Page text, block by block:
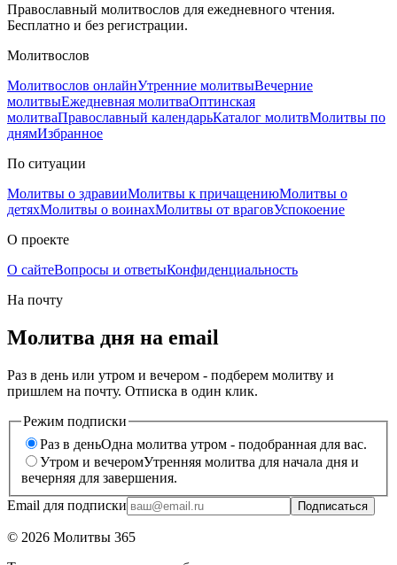
Православный молитвослов для ежедневного чтения.
Бесплатно и без регистрации.
Молитвослов
Молитвослов онлайнУтренние молитвыВечерние
молитвыЕжедневная молитваОптинская
молитваПравославный календарьКаталог молитвМолитвы по
днямИзбранное
По ситуации
Молитвы о здравииМолитвы к причащениюМолитвы о
детяхМолитвы о воинахМолитвы от враговУспокоение
О проекте
О сайтеВопросы и ответыКонфиденциальность
На почту
Молитва дня на email
Раз в день или утром и вечером - подберем молитву и
пришлем на почту. Отписка в один клик.
Режим подписки
Раз в деньОдна молитва утром - подобранная для вас.
Утром и вечеромУтренняя молитва для начала дня и
вечерняя для завершения.
Email для подписки
Подписаться
© 2026 Молитвы 365